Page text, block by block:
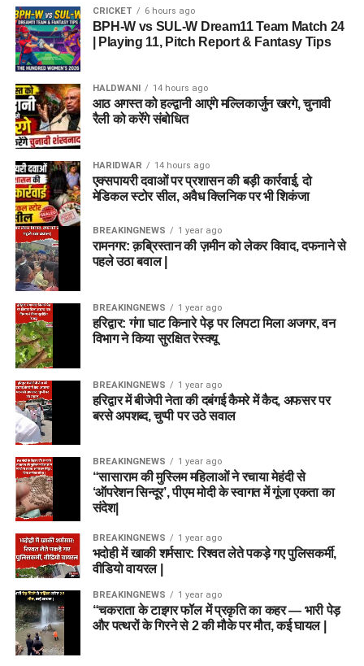
CRICKET 6 hours ago
BPH-W vs SUL-W Dream11 Team Match 24
| Playing 11, Pitch Report & Fantasy Tips
HALDWANI 14 hours ago
आठ अगस्त को हल्द्वानी आएंगे मल्लिकार्जुन खरगे, चुनावी
रैली को करेंगे संबोधित
HARIDWAR 14 hours ago
एक्सपायरी दवाओं पर प्रशासन की बड़ी कार्रवाई, दो
मेडिकल स्टोर सील, अवैध क्लिनिक पर भी शिकंजा
BREAKINGNEWS 1 year ago
रामनगर: क़ब्रिस्तान की ज़मीन को लेकर विवाद, दफनाने से
पहले उठा बवाल |
BREAKINGNEWS 1 year ago
हरिद्वार: गंगा घाट किनारे पेड़ पर लिपटा मिला अजगर, वन
विभाग ने किया सुरक्षित रेस्क्यू
BREAKINGNEWS 1 year ago
हरिद्वार में बीजेपी नेता की दबंगई कैमरे में कैद, अफसर पर
बरसे अपशब्द, चुप्पी पर उठे सवाल
BREAKINGNEWS 1 year ago
“सासाराम की मुस्लिम महिलाओं ने रचाया मेहंदी से
‘ऑपरेशन सिन्दूर’, पीएम मोदी के स्वागत में गूंजा एकता का
संदेश|
BREAKINGNEWS 1 year ago
भदोही में खाकी शर्मसार: रिश्वत लेते पकड़े गए पुलिसकर्मी,
वीडियो वायरल |
BREAKINGNEWS 1 year ago
“चकराता के टाइगर फॉल में प्रकृति का कहर — भारी पेड़
और पत्थरों के गिरने से 2 की मौके पर मौत, कई घायल |